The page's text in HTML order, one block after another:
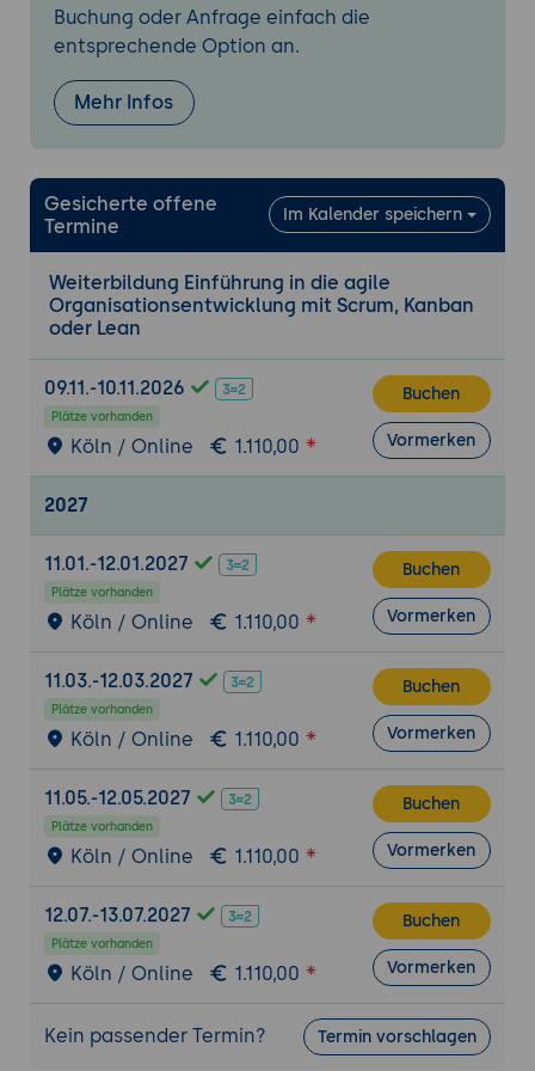
Managements
Diskussion über die Bedeutung von
Organisationen
Erarbeitung eines Plans zur
kontinuierlichen Verbesserung und
Anpassung der agilen Praktiken in der
Organisation
Buchung oder Anfrage einfach die
entsprechende Option an.
Mehr Infos
Gesicherte offene
Termine
Im Kalender speichern
Weiterbildung Einführung in die agile
Organisationsentwicklung mit Scrum, Kanban
oder Lean
09.11.-10.11.2026
Plätze vorhanden
Köln / Online 1.110,00
Buchen
Vormerken
2027
11.01.-12.01.2027
Plätze vorhanden
Köln / Online 1.110,00
Buchen
Vormerken
11.03.-12.03.2027
Plätze vorhanden
Köln / Online 1.110,00
Buchen
Vormerken
11.05.-12.05.2027
Plätze vorhanden
Köln / Online 1.110,00
Buchen
Vormerken
12.07.-13.07.2027
Plätze vorhanden
Köln / Online 1.110,00
Buchen
Vormerken
Kein passender Termin? Termin vorschlagen